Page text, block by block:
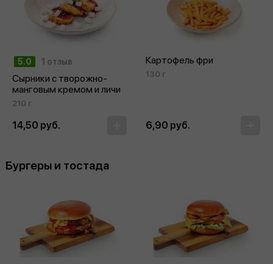
5.0 1 отзыв
Сырники с творожно-
манговым кремом и личи
210 г
14,50 руб.
Картофель фри
130 г
6,90 руб.
Бургеры и тостада